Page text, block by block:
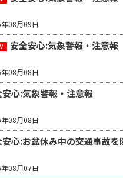
08月09日
安全安心:気象警報・注意報
08月08日
心:気象警報・注意報
08月08日
心:お盆休み中の交通事故を
08月07日